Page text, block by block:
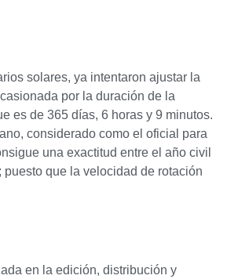
solares, ya intentaron ajustar la
por la duración de la
es de 365 días, 6 horas y 9 minutos.
considerado como el oficial para
una exactitud entre el año civil
puesto que la velocidad de rotación
en la edición, distribución y